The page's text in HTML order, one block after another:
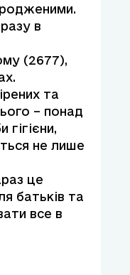
в
(2677),
та
– понад
не лише
це
батьків та
все в